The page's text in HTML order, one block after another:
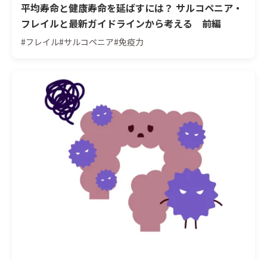
平均寿命と健康寿命を延ばすには？ サルコペニア・
フレイルと最新ガイドラインから考える 前編
#フレイル#サルコペニア#免疫力